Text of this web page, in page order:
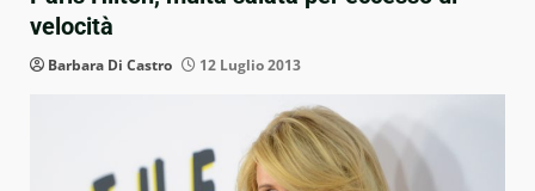
velocità
Barbara Di Castro 12 Luglio 2013